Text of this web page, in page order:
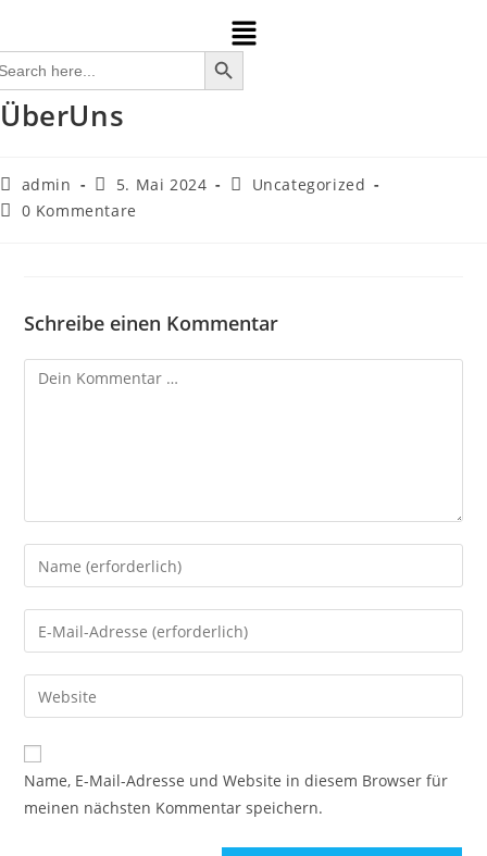
SEARCH BUTTON
ÜberUns
admin 5. Mai 2024
Uncategorized
0 Kommentare
Schreibe einen Kommentar
Name, E-Mail-Adresse und Website in diesem Browser für
meinen nächsten Kommentar speichern.